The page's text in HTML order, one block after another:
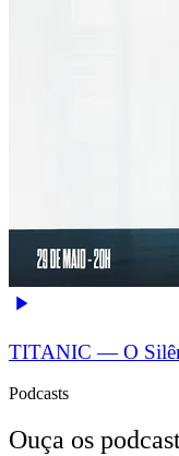
TITANIC — O
Podcasts
Ouça os